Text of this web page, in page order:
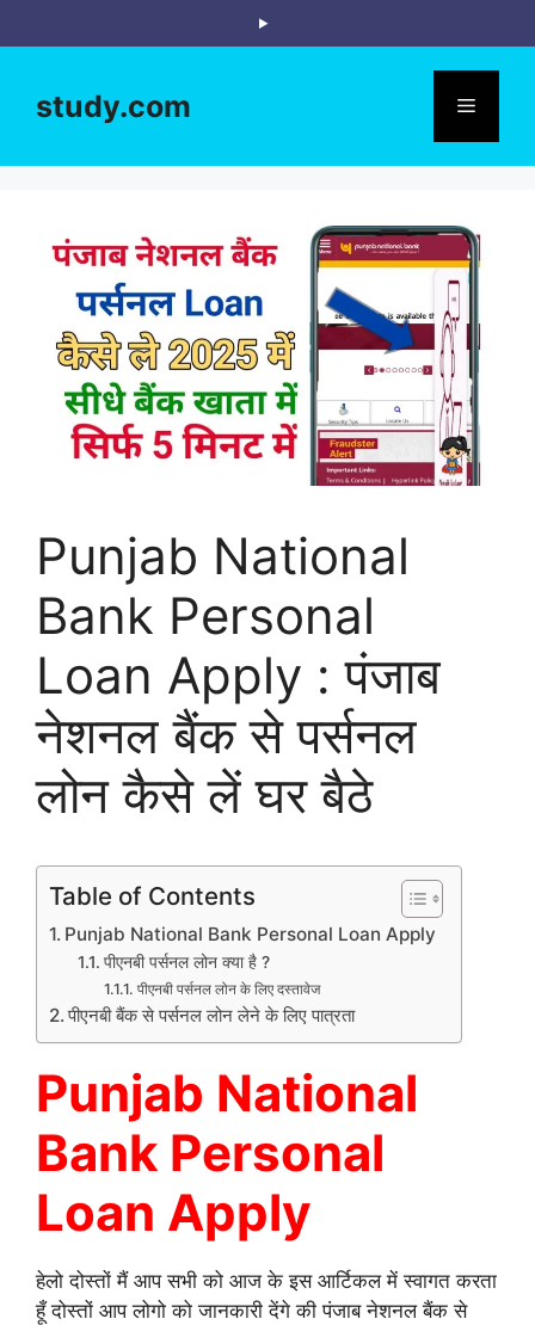
to
study.com Menu
Punjab National
Bank Personal
Loan Apply : पंजाब
नेशनल बैंक से पर्सनल
लोन कैसे लें घर बैठे
Table of Contents
Punjab National Bank Personal Loan Apply
पीएनबी पर्सनल लोन क्या है ?
पीएनबी पर्सनल लोन के लिए दस्तावेज
पीएनबी बैंक से पर्सनल लोन लेने के लिए पात्रता
Punjab National
Bank Personal
Loan Apply
हेलो दोस्तों मैं आप सभी को आज के इस आर्टिकल में स्वागत करता
हूँ दोस्तों आप लोगो को जानकारी देंगे की पंजाब नेशनल बैंक से